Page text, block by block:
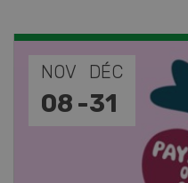
NOV
17 -
JAN
26